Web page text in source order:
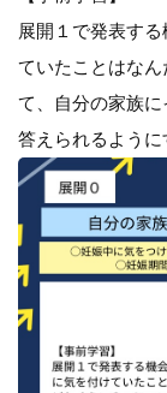
展開１で発表す
ていたことはな
て、自分の家族
答えられるように